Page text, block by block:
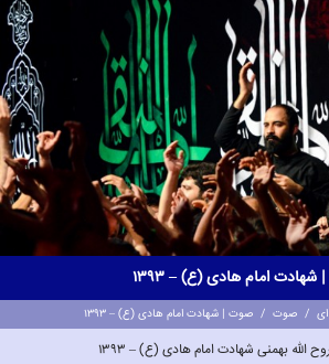
امام هادی (ع) – 1393
/ صوت / صوت | شهادت امام هادی (ع) – 1393
الله بهمنی شهادت امام هادی (ع) – 1393